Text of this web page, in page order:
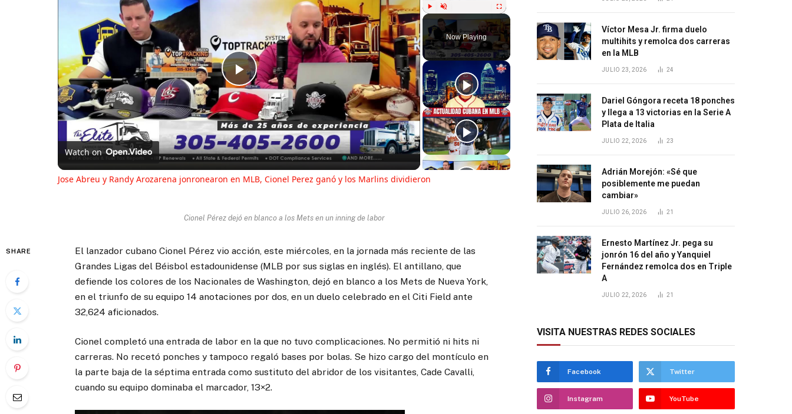
Play Unmute Fullscreen
Now Playing
Play
Video
Watch on
Jose Abreu y Randy Arozarena jonronearon en MLB, Cionel Perez ganó y los Marlins dividieron
Cionel Pérez dejó en blanco a los Mets en un inning de labor
SHARE
El lanzador cubano Cionel Pérez vio acción, este miércoles, en la jornada más reciente de las
Grandes Ligas del Béisbol estadounidense (MLB por sus siglas en inglés). El antillano, que
defiende los colores de los Nacionales de Washington, dejó en blanco a los Mets de Nueva York,
en el triunfo de su equipo 14 anotaciones por dos, en un duelo celebrado en el Citi Field ante
32,624 aficionados.
Cionel completó una entrada de labor en la que no tuvo complicaciones. No permitió ni hits ni
carreras. No recetó ponches y tampoco regaló bases por bolas. Se hizo cargo del montículo en
la parte baja de la séptima entrada como sustituto del abridor de los visitantes, Cade Cavalli,
cuando su equipo dominaba el marcador, 13×2.
Víctor Mesa Jr. firma duelo
multihits y remolca dos carreras
en la MLB
JULIO 23, 2026 24
Dariel Góngora receta 18 ponches
y llega a 13 victorias en la Serie A
Plata de Italia
JULIO 22, 2026 23
Adrián Morejón: «Sé que
posiblemente me puedan
cambiar»
JULIO 26, 2026 21
Ernesto Martínez Jr. pega su
jonrón 16 del año y Yanquiel
Fernández remolca dos en Triple
A
JULIO 22, 2026 21
VISITA NUESTRAS REDES SOCIALES
Facebook Twitter
Instagram YouTube